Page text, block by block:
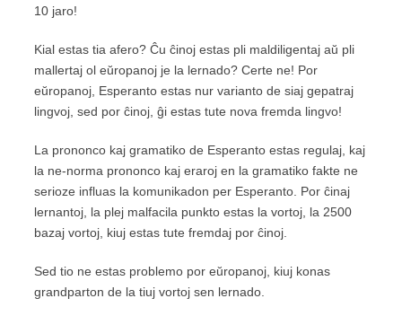
10 jaro!
Kial estas tia afero? Ĉu ĉinoj estas pli maldiligentaj aŭ pli
mallertaj ol eŭropanoj je la lernado? Certe ne! Por
eŭropanoj, Esperanto estas nur varianto de siaj gepatraj
lingvoj, sed por ĉinoj, ĝi estas tute nova fremda lingvo!
La prononco kaj gramatiko de Esperanto estas regulaj, kaj
la ne-norma prononco kaj eraroj en la gramatiko fakte ne
serioze influas la komunikadon per Esperanto. Por ĉinaj
lernantoj, la plej malfacila punkto estas la vortoj, la 2500
bazaj vortoj, kiuj estas tute fremdaj por ĉinoj.
Sed tio ne estas problemo por eŭropanoj, kiuj konas
grandparton de la tiuj vortoj sen lernado.